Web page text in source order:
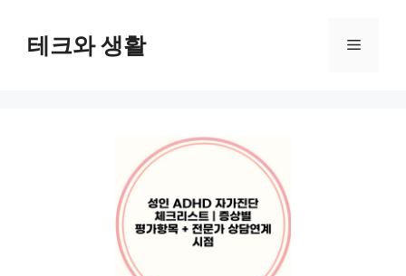
테크와 생활 메